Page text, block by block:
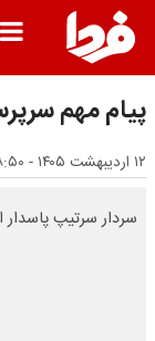
پیام مهم
۱۲ اردیبهشت ۱۴۰۵ - ۱۸:۵۰
سردار سرتیپ پاسدار